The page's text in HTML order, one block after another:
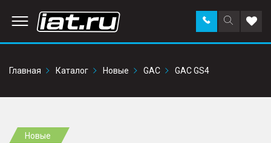
Поиск
по
Заказать
звонок в
Главная
Каталог Новые GAC GAC GS4
Новые